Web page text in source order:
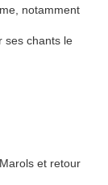
notamment
ses chants le
et retour